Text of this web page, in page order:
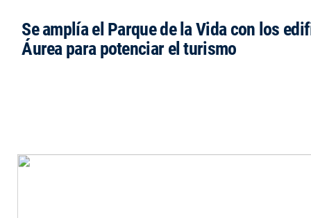
Se amplía el Parque de la Vida con los
Áurea para potenciar el turismo